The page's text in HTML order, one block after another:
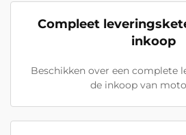
Compleet
inkoop
Beschikken over een complete
de inkoop van